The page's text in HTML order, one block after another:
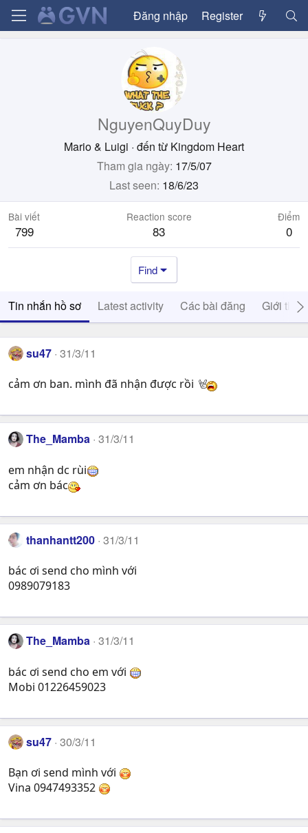
Đăng nhập Register
NguyenQuyDuy
Mario & Luigi · đến từ Kingdom Heart
Tham gia ngày 17/5/07
Last seen 18/6/23
Bài viết
799
Reaction score
83
Điểm
0
Find
Tin nhắn hồ sơ Latest activity Các bài đăng Giới thiệu
su47 31/3/11
cảm ơn ban. mình đã nhận được rồi
The_Mamba 31/3/11
em nhận dc rùi
cảm ơn bác
thanhantt200 31/3/11
bác ơi send cho mình với
0989079183
The_Mamba 31/3/11
bác ơi send cho em với
Mobi 01226459023
su47 30/3/11
Bạn ơi send mình với
Vina 0947493352